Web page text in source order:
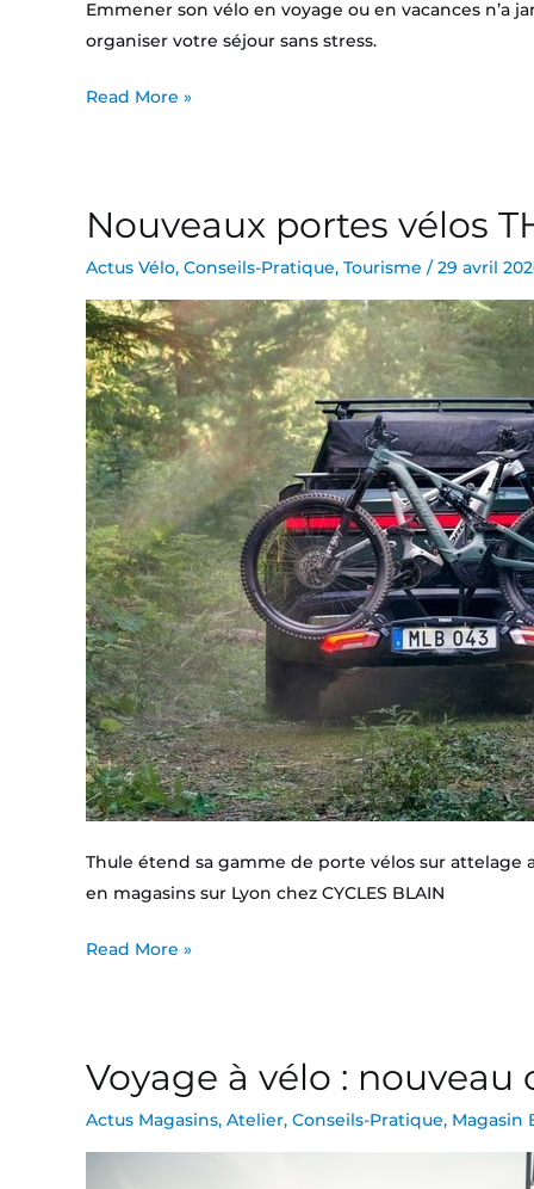
Emmener son vélo en voyage ou en vacances n’a
organiser votre séjour sans stress.
Read More »
Nouveaux portes vélos
Actus Vélo, Conseils-Pratique, Tourisme /29 avril
Thule étend sa gamme de porte vélos sur attelage
en magasins sur Lyon chez CYCLES BLAIN
Nouveaux
vélos
THULE
:
Velolite
et
Outpace
Read More »
Voyage à vélo :
Actus Magasins, Atelier, Conseils-Pratique, Magasin
Voyage
vélo